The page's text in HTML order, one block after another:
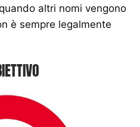
altri nomi vengono
è sempre legalmente